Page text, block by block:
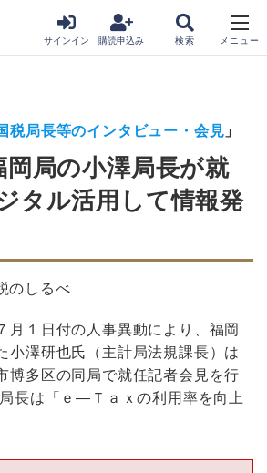
サインイン 購読申込み
税局長等のインタビュー・会見 」
岡局の小澤局長が就
タル活用して情報発
のしるべ
月１日付の人事異動により、福岡
小澤研也氏（主計局法規課長）は
博多区の同局で就任記者会見を行
長は「ｅ―Ｔａｘの利用率を向上